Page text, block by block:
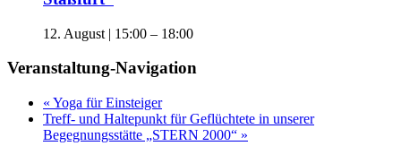
12. August | 15:00 – 18:00
Veranstaltung-Navigation
« Yoga für Einsteiger
Treff- und Haltepunkt für Geflüchtete in unserer
Begegnungsstätte „STERN 2000“ »